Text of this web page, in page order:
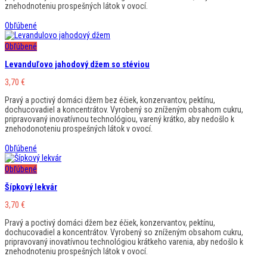
znehodnoteniu prospešných látok v ovocí.
Obľúbené
Obľúbené
Levanduľovo jahodový džem so stéviou
3,70 €
Pravý a poctivý domáci džem bez éčiek, konzervantov, pektínu,
dochucovadiel a koncentrátov. Vyrobený so zníženým obsahom cukru,
pripravovaný inovatívnou technológiou, varený krátko, aby nedošlo k
znehodonoteniu prospešných látok v ovocí.
Obľúbené
Obľúbené
Šípkový lekvár
3,70 €
Pravý a poctivý domáci džem bez éčiek, konzervantov, pektínu,
dochucovadiel a koncentrátov. Vyrobený so zníženým obsahom cukru,
pripravovaný inovatívnou technológiou krátkeho varenia, aby nedošlo k
znehodnoteniu prospešných látok v ovocí.